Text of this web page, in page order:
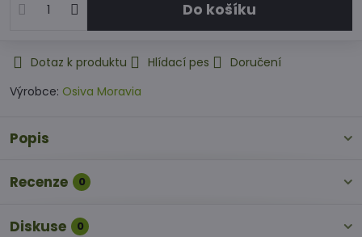
Do košíku
Dotaz k produktu Hlídací pes
Doručení
Výrobce: Osiva Moravia
Popis
Recenze 0
Diskuse 0